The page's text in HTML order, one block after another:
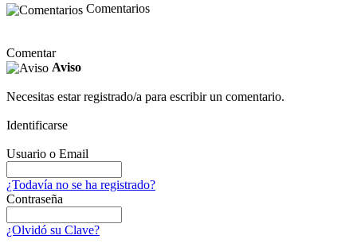
Comentarios
Comentar
Aviso
Necesitas estar registrado/a para escribir un comentario.
Identificarse
Usuario o Email
¿Todavía no se ha registrado?
Contraseña
¿Olvidó su Clave?